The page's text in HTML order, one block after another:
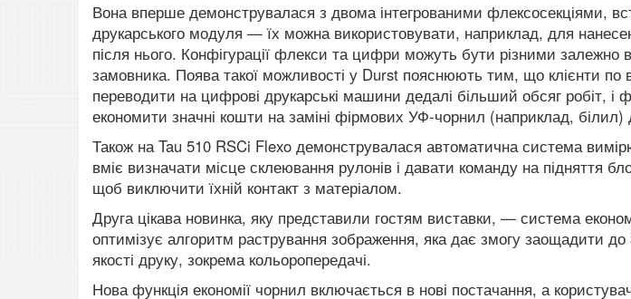
Вона вперше демонструвалася з двома інтегрованими флексосекціями,
друкарського модуля — їх можна використовувати, наприклад, для
після нього. Конфігурації флекси та цифри можуть бути різними залежно
замовника. Поява такої можливості у Durst пояснюють тим, що клієнти по
переводити на цифрові друкарські машини дедалі більший обсяг робіт, і
економити значні кошти на заміні фірмових УФ-чорнил (наприклад,
Також на Tau 510 RSCi Flexo демонструвалася автоматична система
вміє визначати місце склеювання рулонів і давати команду на підняття
щоб виключити їхній контакт з матеріалом.
Друга цікава новинка, яку представили гостям виставки, — система
оптимізує алгоритм растрування зображення, яка дає змогу заощадити
якості друку, зокрема кольоропередачі.
Нова функція економії чорнил включається в нові постачання, а